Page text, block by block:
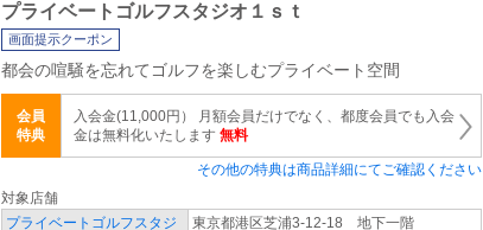
プライベートゴルフスタジオ１ｓｔ
画面提示クーポン
都会の喧騒を忘れてゴルフを楽しむプライベート空間
会員
特典
入会金(11,000円） 月額会員だけでなく、都度会員でも入会
金は無料化いたします 無料
その他の特典は商品詳細にてご確認ください
対象店舗
プライベートゴルフスタジ
東京都港区芝浦3-12-18 地下一階